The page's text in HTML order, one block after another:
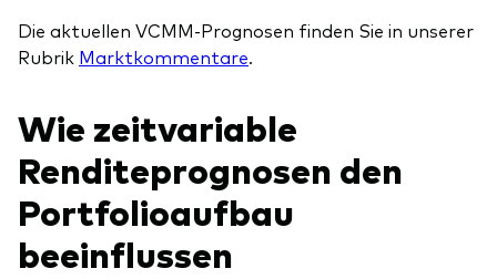
Die aktuellen VCMM-Prognosen finden Sie in unserer
Rubrik Marktkommentare.
Wie zeitvariable
Renditeprognosen den
Portfolioaufbau
beeinflussen